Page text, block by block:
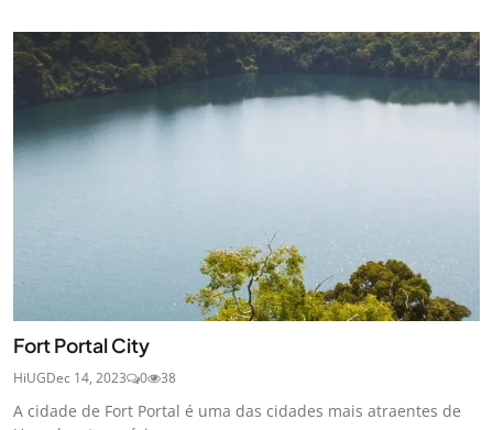
Fort Portal City
HiUGDec 14, 2023 0 38
A cidade de Fort Portal é uma das cidades mais atraentes de